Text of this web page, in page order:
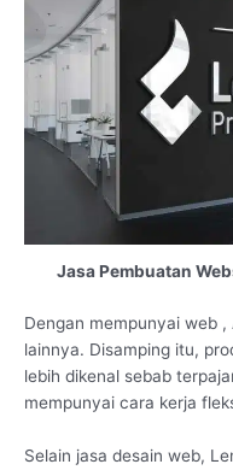
Jasa Pembuatan
Dengan mempunyai web
lainnya. Disamping itu,
lebih dikenal sebab
mempunyai cara kerja
Selain jasa desain web,